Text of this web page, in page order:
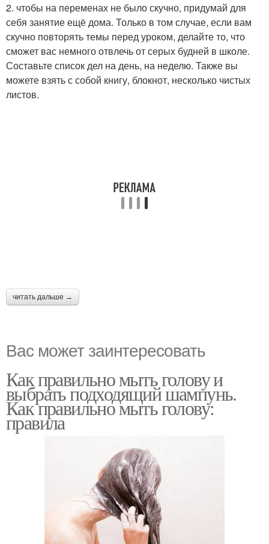
2. чтобы на переменах не было скучно, придумай для
себя занятие ещё дома. Только в том случае, если вам
скучно повторять темы перед уроком, делайте то, что
сможет вас немного отвлечь от серых будней в школе.
Составьте список дел на день, на неделю. Также вы
можете взять с собой книгу, блокнот, несколько чистых
листов.
читать дальше →
Вас может заинтересовать
Как правильно мыть голову и
выбрать подходящий шампунь.
Как правильно мыть голову:
правила